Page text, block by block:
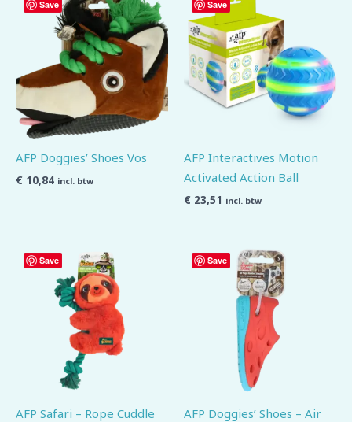
Save
AFP Doggies’ Shoes Vos
€ 10,84 incl. btw
Save
AFP Interactives Motion
Activated Action Ball
€ 23,51 incl. btw
Save
AFP Safari – Rope Cuddle
Save
AFP Doggies’ Shoes – Air